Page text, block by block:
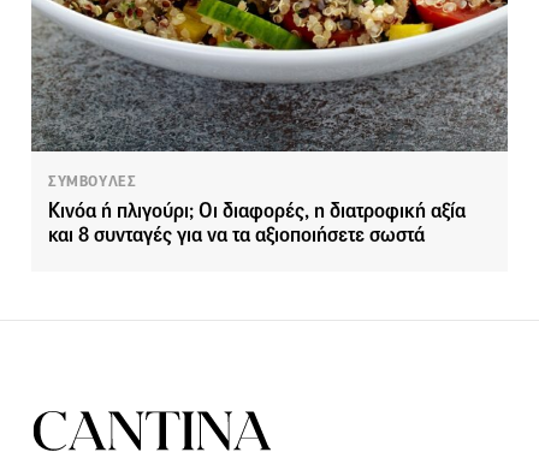
ΣΥΜΒΟΥΛΕΣ
Κινόα ή πλιγούρι; Οι διαφορές, η διατροφική αξία
και 8 συνταγές για να τα αξιοποιήσετε σωστά